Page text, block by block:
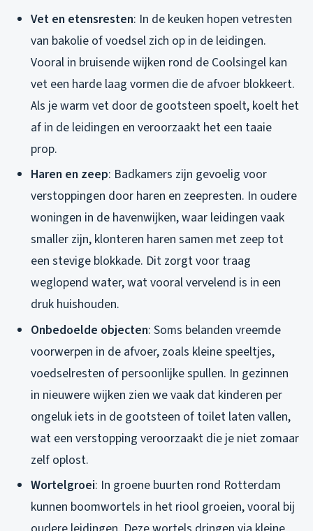
Vet en etensresten: In de keuken hopen vetresten
van bakolie of voedsel zich op in de leidingen.
Vooral in bruisende wijken rond de Coolsingel kan
vet een harde laag vormen die de afvoer blokkeert.
Als je warm vet door de gootsteen spoelt, koelt het
af in de leidingen en veroorzaakt het een taaie
prop.
Haren en zeep: Badkamers zijn gevoelig voor
verstoppingen door haren en zeepresten. In oudere
woningen in de havenwijken, waar leidingen vaak
smaller zijn, klonteren haren samen met zeep tot
een stevige blokkade. Dit zorgt voor traag
weglopend water, wat vooral vervelend is in een
druk huishouden.
Onbedoelde objecten: Soms belanden vreemde
voorwerpen in de afvoer, zoals kleine speeltjes,
voedselresten of persoonlijke spullen. In gezinnen
in nieuwere wijken zien we vaak dat kinderen per
ongeluk iets in de gootsteen of toilet laten vallen,
wat een verstopping veroorzaakt die je niet zomaar
zelf oplost.
Wortelgroei: In groene buurten rond Rotterdam
kunnen boomwortels in het riool groeien, vooral bij